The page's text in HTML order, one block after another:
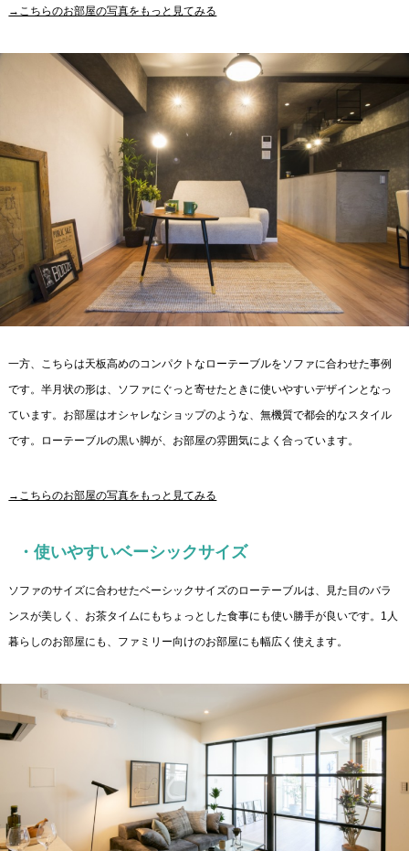
→こちらのお部屋の写真をもっと見てみる
一方、こちらは天板高めのコンパクトなローテーブルをソファに合わせた事例
です。半月状の形は、ソファにぐっと寄せたときに使いやすいデザインとなっ
ています。お部屋はオシャレなショップのような、無機質で都会的なスタイル
です。ローテーブルの黒い脚が、お部屋の雰囲気によく合っています。
→こちらのお部屋の写真をもっと見てみる
・使いやすいベーシックサイズ
ソファのサイズに合わせたベーシックサイズのローテーブルは、見た目のバラ
ンスが美しく、お茶タイムにもちょっとした食事にも使い勝手が良いです。1人
暮らしのお部屋にも、ファミリー向けのお部屋にも幅広く使えます。